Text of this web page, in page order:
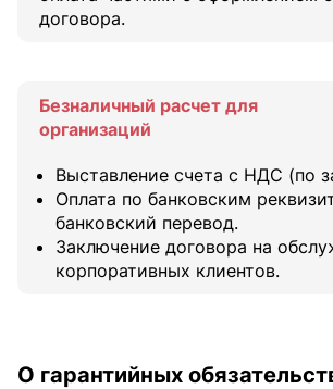
договора.
Безналичный расчет для
организаций
Выставление счета с НДС (по
Оплата по банковским
банковский перевод.
Заключение договора на
корпоративных клиентов.
О гарантийных